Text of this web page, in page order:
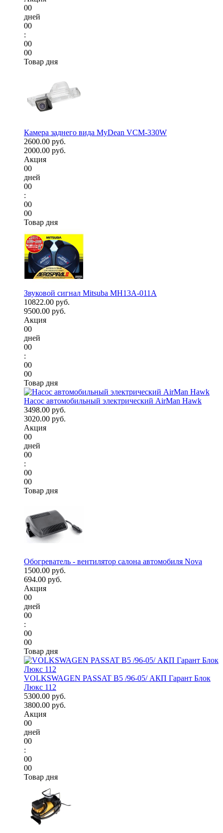
00
дней
00
:
00
00
Товар дня
Камера заднего вида MyDean VCM-330W
2600.00 руб.
2000.00 руб.
Акция
00
дней
00
:
00
00
Товар дня
Звуковой сигнал Mitsuba MH13A-011A
10822.00 руб.
9500.00 руб.
Акция
00
дней
00
:
00
00
Товар дня
Насос автомобильный электрический AirMan Hawk
3498.00 руб.
3020.00 руб.
Акция
00
дней
00
:
00
00
Товар дня
Обогреватель - вентилятор салона автомобиля Nova
1500.00 руб.
694.00 руб.
Акция
00
дней
00
:
00
00
Товар дня
VOLKSWAGEN PASSAT B5 /96-05/ АКП Гарант Блок
Люкс 112
5300.00 руб.
3800.00 руб.
Акция
00
дней
00
:
00
00
Товар дня